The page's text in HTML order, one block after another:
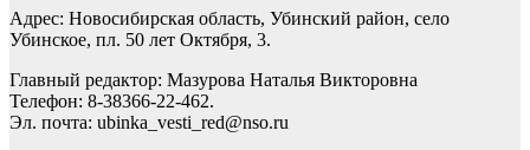
Адрес: Новосибирская область, Убинский район, село
Убинское, пл. 50 лет Октября, 3.
Главный редактор: Мазурова Наталья Викторовна
Телефон: 8-38366-22-462.
Эл. почта: ubinka_vesti_red@nso.ru